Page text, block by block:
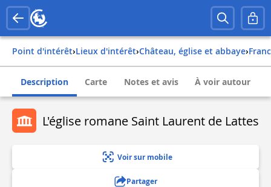
Point d'intérêt› Lieux d'intérêt› Château, église et abbaye›
Description Carte Notes et avis À voir autour
L'église romane Saint Laurent de Lattes
Voir sur mobile
Partager